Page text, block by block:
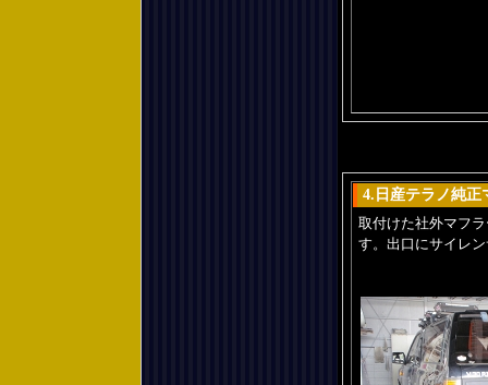
4.日産テラノ純正
取付けた社外マフ
す。出口にサイレ